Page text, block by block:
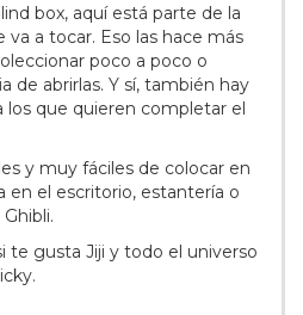
box, aquí está parte de la
va a tocar. Eso las hace más
poco a poco o
de abrirlas. Y sí, también hay
los que quieren completar el
y muy fáciles de colocar en
en el escritorio, estantería o
te gusta Jiji y todo el universo